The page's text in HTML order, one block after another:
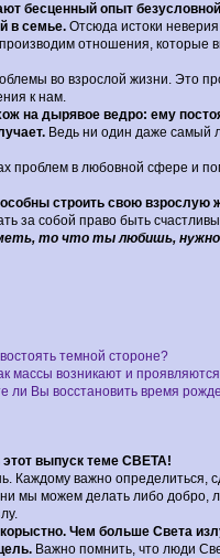
бесценный опыт безусловной
в семье.Отсюда истоки неверия
отношения, которые
во взрослой жизни. Это
к нам.
на дырявое ведро: ему
Ведь ни один даже самый
проблем в любовной сфере и
строить свою взрослую
за собой право быть
то что ты любишь,
темной стороне?
массы возникают и
ли Вы восстановить время
этот выпуск теме СВЕТА!
Каждому важно определиться,
мы можем делать либо добро,
Чем больше Света
Важно помнить, что люди